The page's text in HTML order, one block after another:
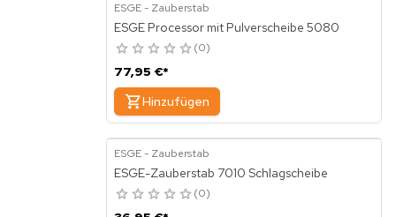
ESGE - Zauberstab
ESGE Processor mit Pulverscheibe 5080
0
77,95 €*
Hinzufügen
ESGE - Zauberstab
ESGE-Zauberstab 7010 Schlagscheibe
0